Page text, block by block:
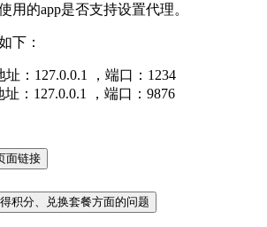
用的app是否支持设置代理。
下：
址：127.0.0.1 ，端口：1234
：127.0.0.1 ，端口：9876
面链接
积分、兑换套餐方面的问题